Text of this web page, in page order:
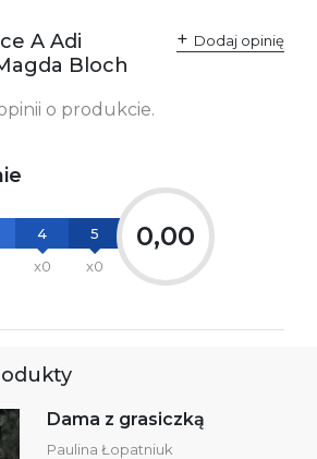
A Adi
Bloch
Dodaj opinię
o produkcie.
4
x0
5
x0
0,00
Dama z grasiczką
Paulina Łopatniuk